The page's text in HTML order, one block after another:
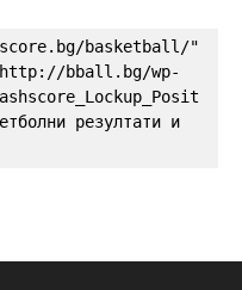
basketball/"
bball.bg/wp-
резултати и